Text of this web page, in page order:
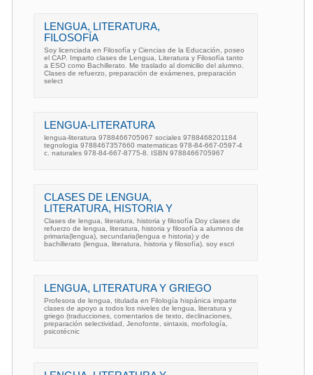
LENGUA, LITERATURA,
FILOSOFÍA
Soy licenciada en Filosofía y Ciencias de la Educación, poseo
el CAP. Imparto clases de Lengua, Literatura y Filosofía tanto
a ESO como Bachillerato. Me traslado al domicilio del alumno.
Clases de refuerzo, preparación de exámenes, preparación
select
LENGUA-LITERATURA
lengua-literatura 9788466705967 sociales 9788468201184
tegnologia 9788467357660 matematicas 978-84-667-0597-4
c. naturales 978-84-667-8775-8. ISBN 9788466705967
CLASES DE LENGUA,
LITERATURA, HISTORIA Y
Clases de lengua, literatura, historia y filosofía Doy clases de
refuerzo de lengua, literatura, historia y filosofía a alumnos de
primaria(lengua), secundaria(lengua e historia) y de
bachillerato (lengua, literatura, historia y filosofía). soy escri
LENGUA, LITERATURA Y GRIEGO
Profesora de lengua, titulada en Filología hispánica imparte
clases de apoyo a todos los niveles de lengua, literatura y
griego (traducciones, comentarios de texto, declinaciones,
preparación selectividad, Jenofonte, sintaxis, morfología,
psicotécnic